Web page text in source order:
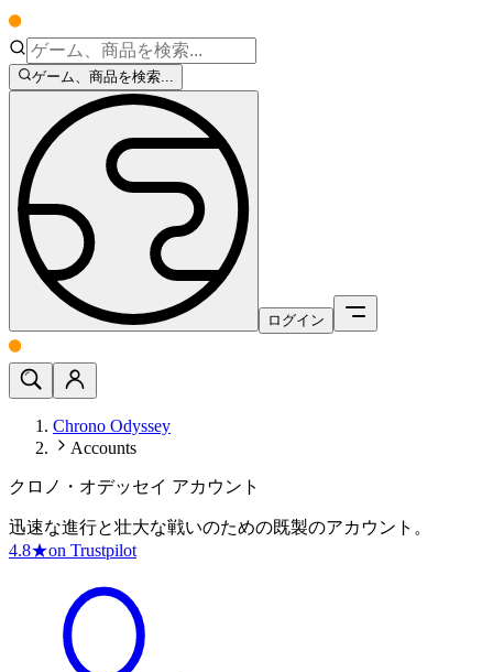
ゲーム、商品を検索...
ログイン
Chrono Odyssey
Accounts
クロノ・オデッセイ アカウント
迅速な進行と壮大な戦いのための既製のアカウント。
4.8★on Trustpilot